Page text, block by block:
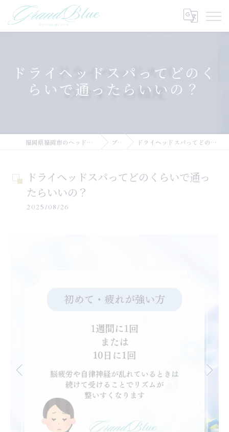
ドライヘッドスパってどのく
らいで通ったらいいの？
福岡県福岡市のヘッドスパならGRANDBLUE ブログ ドライヘッドスパってどのくらいで通ったらいいの？
ドライヘッドスパってどのくらいで通っ
たらいいの？
2025/08/26